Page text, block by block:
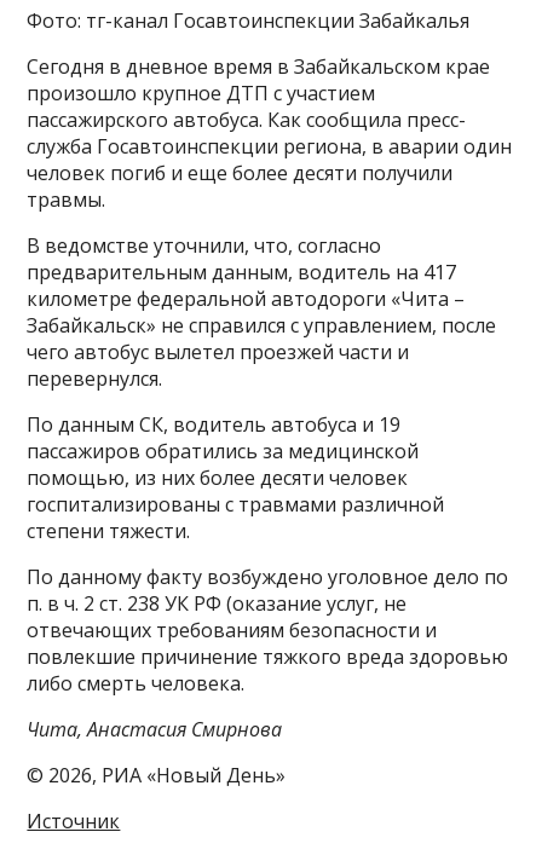
Фото: тг-канал Госавтоинспекции Забайкалья
Сегодня в дневное время в Забайкальском крае
произошло крупное ДТП с участием
пассажирского автобуса. Как сообщила пресс-
служба Госавтоинспекции региона, в аварии один
человек погиб и еще более десяти получили
травмы.
В ведомстве уточнили, что, согласно
предварительным данным, водитель на 417
километре федеральной автодороги «Чита –
Забайкальск» не справился с управлением, после
чего автобус вылетел проезжей части и
перевернулся.
По данным СК, водитель автобуса и 19
пассажиров обратились за медицинской
помощью, из них более десяти человек
госпитализированы с травмами различной
степени тяжести.
По данному факту возбуждено уголовное дело по
п. в ч. 2 ст. 238 УК РФ (оказание услуг, не
отвечающих требованиям безопасности и
повлекшие причинение тяжкого вреда здоровью
либо смерть человека.
Чита, Анастасия Смирнова
© 2026, РИА «Новый День»
Источник